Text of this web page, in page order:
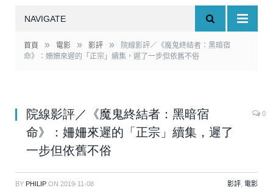
NAVIGATE
首頁 » 電影 » 影評 »
院線影評／《魔鬼終結者：黑暗宿
命》：姍姍來遲的「正宗」續集，遲了一步但依舊不俗
院線影評／《魔鬼終結者：黑暗宿
命》：姍姍來遲的「正宗」續集，遲了
一步但依舊不俗
0
BY PHILIP ON 2019-11-08 影評 電影